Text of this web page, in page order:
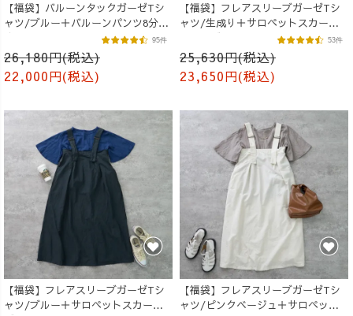
【福袋】バルーンタックガーゼTシ
ャツ/ブルー＋バルーンパンツ8分
丈/ネイビー
26,180円(税込)
22,000円(税込)
95件
【福袋】フレアスリーブガーゼTシ
ャツ/生成り＋サロペットスカート/
ミストブルー
25,630円(税込)
23,650円(税込)
53件
【福袋】フレアスリーブガーゼTシ
ャツ/ブルー＋サロペットスカート/
【福袋】フレアスリーブガーゼTシ
ャツ/ピンクベージュ＋サロペット